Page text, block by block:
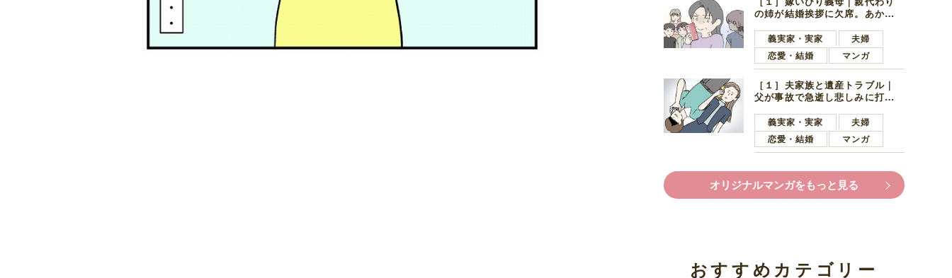
の姉が結婚挨拶に欠席。あから
義実家・実家
夫婦
恋愛・結婚
マンガ
［１］夫家族と遺産トラブル｜
父が事故で急逝し悲しみに打ち
ます夫
義実家・実家
夫婦
恋愛・結婚
マンガ
オリジナルマンガをもっと見る
おすすめカテゴリー